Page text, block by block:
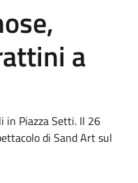
a
in Piazza Setti. Il 26
di Sand Art sul